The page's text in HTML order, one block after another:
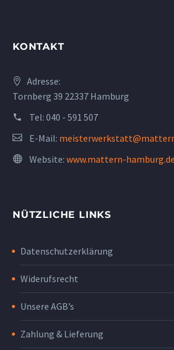
KONTAKT
Adresse:
Tornberg 39 22337 Hamburg
Tel: 040 - 591 507
E-Mail:
Website: www.mattern-hamburg.de
NÜTZLICHE LINKS
Datenschutzerklärung
Widerufsrecht
Unsere AGB’s
Zahlung & Lieferung